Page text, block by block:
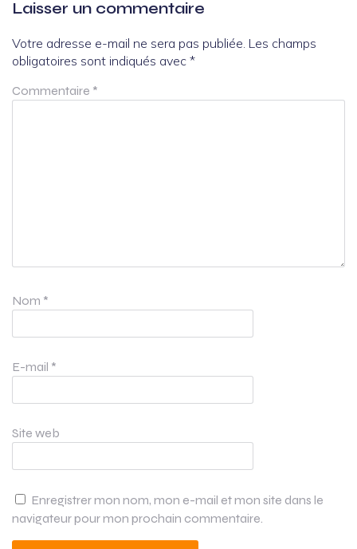
Laisser un commentaire
Votre adresse e-mail ne sera pas publiée. Les champs
obligatoires sont indiqués avec *
Commentaire *
Nom *
E-mail *
Site web
Enregistrer mon nom, mon e-mail et mon site dans le
navigateur pour mon prochain commentaire.